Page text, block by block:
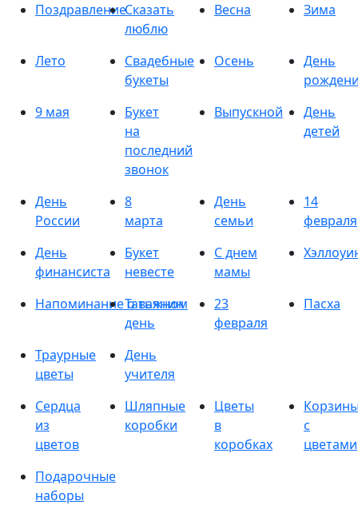
ПоздравлениеСказать
люблю
Весна Зима
Лето
Свадебные
букеты
Осень
День
9 мая
Букет
на
последний
звонок
Выпускной
День
детей
День
России
8
марта
День
семьи
14
февраля
День
финансиста
Букет
невесте
С днем
мамы
Напоминание о важном
Татьянин
день
23
февраля
Пасха
Траурные
цветы
День
учителя
Сердца
из
цветов
Шляпные
коробки
Цветы
в
коробках
с
цветами
Подарочные
наборы